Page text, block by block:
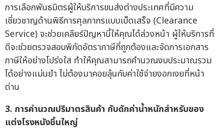
การเลือกพันธมิตรผู้ให้บริการขนส่งต่างประเทศที่มีความ
เชี่ยวชาญด้านพิธีการศุลกากรแบบเบ็ดเสร็จ (Clearance
Service) จะช่วยเคลียร์ปัญหานี้ให้คุณได้ล่วงหน้า ผู้ให้บริการที่
ดีจะช่วยตรวจสอบพิกัดอัตราภาษีที่ถูกต้องและจัดการเอกสาร
ภาษีให้อย่างโปร่งใส ทำให้คุณสามารถคำนวณงบประมาณรวม
ได้อย่างแม่นยำ ไม่ต้องมาคอยลุ้นกับค่าใช้จ่ายงอกเงยที่หน้า
ด่าน
3. การคำนวณปริมาตรสินค้า กับดักค่าน้ำหนักสำหรับของ
แต่งโรงหนังชิ้นใหญ่